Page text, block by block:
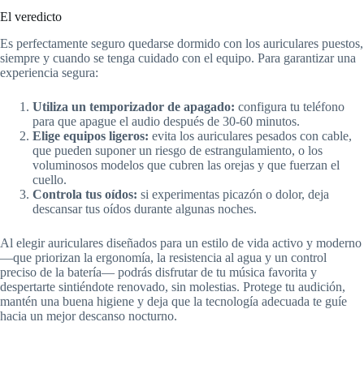
El veredicto
Es perfectamente seguro quedarse dormido con los auriculares puestos,
siempre y cuando se tenga cuidado con el equipo. Para garantizar una
experiencia segura:
Utiliza un temporizador de apagado: configura tu teléfono
para que apague el audio después de 30-60 minutos.
Elige equipos ligeros: evita los auriculares pesados ​​con cable,
que pueden suponer un riesgo de estrangulamiento, o los
voluminosos modelos que cubren las orejas y que fuerzan el
cuello.
Controla tus oídos: si experimentas picazón o dolor, deja
descansar tus oídos durante algunas noches.
Al elegir auriculares diseñados para un estilo de vida activo y moderno
—que priorizan la ergonomía, la resistencia al agua y un control
preciso de la batería— podrás disfrutar de tu música favorita y
despertarte sintiéndote renovado, sin molestias. Protege tu audición,
mantén una buena higiene y deja que la tecnología adecuada te guíe
hacia un mejor descanso nocturno.